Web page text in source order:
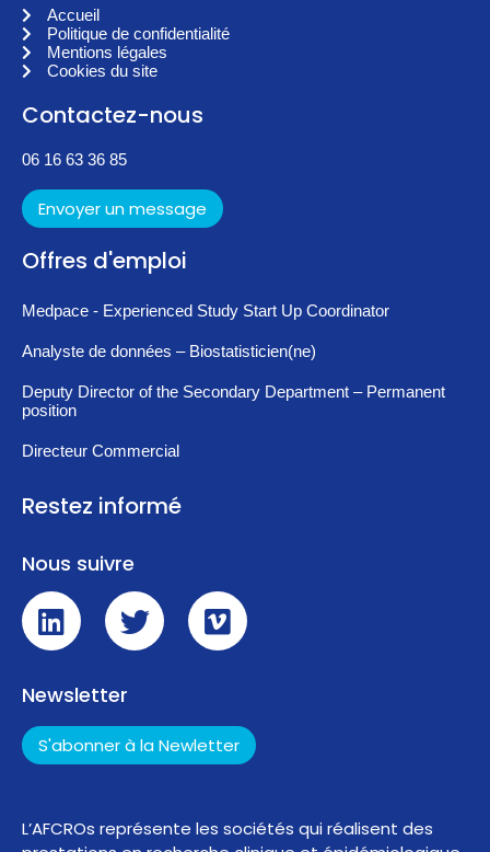
Accueil
Politique de confidentialité
Mentions légales
Cookies du site
Contactez-nous
06 16 63 36 85
Envoyer un message
Offres d'emploi
Medpace - Experienced Study Start Up Coordinator
Analyste de données – Biostatisticien(ne)
Deputy Director of the Secondary Department – Permanent
position
Directeur Commercial
Restez informé
Nous suivre
Newsletter
S'abonner à la Newletter
L’AFCROs représente les sociétés qui réalisent des